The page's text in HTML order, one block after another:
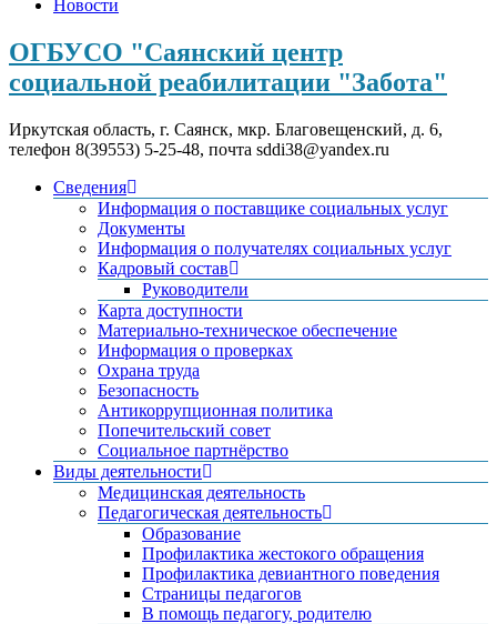
Новости
ОГБУСО "Саянский центр
социальной реабилитации "Забота"
Иркутская область, г. Саянск, мкр. Благовещенский, д. 6,
телефон 8(39553) 5-25-48, почта sddi38@yandex.ru
Сведения
Информация о поставщике социальных услуг
Документы
Информация о получателях социальных услуг
Кадровый состав
Руководители
Карта доступности
Материально-техническое обеспечение
Информация о проверках
Охрана труда
Безопасность
Антикоррупционная политика
Попечительский совет
Социальное партнёрство
Виды деятельности
Медицинская деятельность
Педагогическая деятельность
Образование
Профилактика жестокого обращения
Профилактика девиантного поведения
Страницы педагогов
В помощь педагогу, родителю